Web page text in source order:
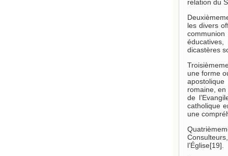
relation du
les divers
dicastères
une forme
romaine, en
de
catholique
une
l’Église[19].